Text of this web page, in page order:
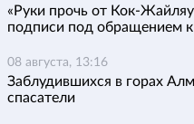
«Руки прочь от Кок-
подписи под обращением к
08 августа, 13:16
Заблудившихся в горах
спасатели